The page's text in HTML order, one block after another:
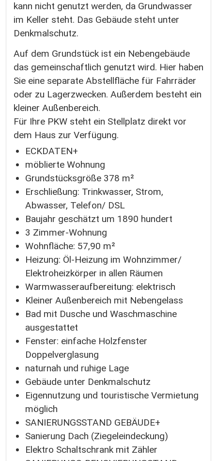
kann nicht genutzt werden, da Grundwasser
im Keller steht. Das Gebäude steht unter
Denkmalschutz.
Auf dem Grundstück ist ein Nebengebäude
das gemeinschaftlich genutzt wird. Hier haben
Sie eine separate Abstellfläche für Fahrräder
oder zu Lagerzwecken. Außerdem besteht ein
kleiner Außenbereich.
Für Ihre PKW steht ein Stellplatz direkt vor
dem Haus zur Verfügung.
ECKDATEN+
möblierte Wohnung
Grundstücksgröße 378 m²
Erschließung: Trinkwasser, Strom,
Abwasser, Telefon/ DSL
Baujahr geschätzt um 1890 hundert
3 Zimmer-Wohnung
Wohnfläche: 57,90 m²
Heizung: Öl-Heizung im Wohnzimmer/
Elektroheizkörper in allen Räumen
Warmwasseraufbereitung: elektrisch
Kleiner Außenbereich mit Nebengelass
Bad mit Dusche und Waschmaschine
ausgestattet
Fenster: einfache Holzfenster
Doppelverglasung
naturnah und ruhige Lage
Gebäude unter Denkmalschutz
Eigennutzung und touristische Vermietung
möglich
SANIERUNGSSTAND GEBÄUDE+
Sanierung Dach (Ziegeleindeckung)
Elektro Schaltschrank mit Zähler